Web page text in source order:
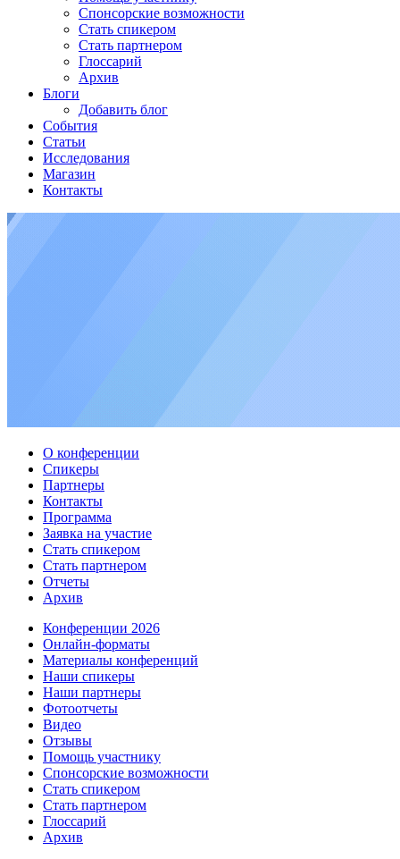
Спонсорские возможности
Стать спикером
Стать партнером
Глоссарий
Архив
Блоги
Добавить блог
События
Статьи
Исследования
Магазин
Контакты
О конференции
Спикеры
Партнеры
Контакты
Программа
Заявка на участие
Стать спикером
Стать партнером
Отчеты
Архив
Конференции 2026
Онлайн-форматы
Материалы конференций
Наши спикеры
Наши партнеры
Фотоотчеты
Видео
Отзывы
Помощь участнику
Спонсорские возможности
Стать спикером
Стать партнером
Глоссарий
Архив